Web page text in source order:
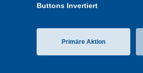
Buttons Invertiert
Primäre Aktion